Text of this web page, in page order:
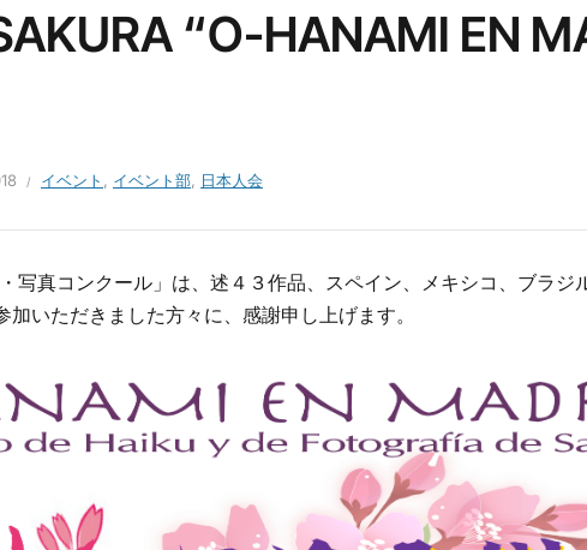
“O-HANAMI EN
イベント , イベント部, 日本人会
写真コンクール」は、述４３作品、スペイン、メキシコ、ブラジ
いただきました方々に、感謝申し上げます。